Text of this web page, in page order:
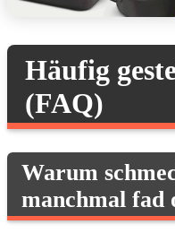
Häufig
(FAQ)
Warum
manchmal fad